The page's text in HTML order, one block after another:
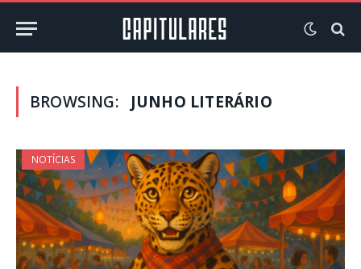
BROWSING: JUNHO LITERÁRIO
NOTÍCIAS